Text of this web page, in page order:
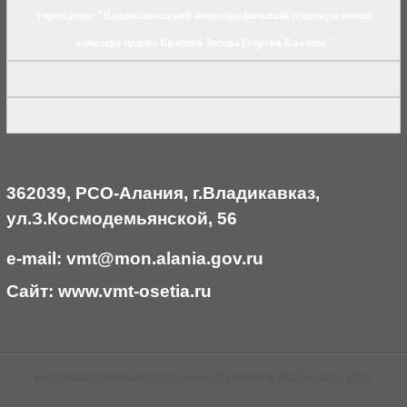
362039, РСО-Алания, г.Владикавказ,
ул.З.Космодемьянской, 56
e-mail: vmt@mon.alania.gov.ru
Cайт: www.vmt-osetia.ru